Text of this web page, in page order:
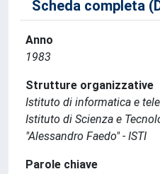
Scheda completa
Anno
1983
Strutture organizzative
Istituto di informatica e
Istituto di Scienza e
"Alessandro Faedo" - ISTI
Parole chiave